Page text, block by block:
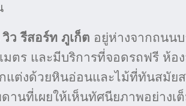
ว รีสอร์ท ภูเก็ต อยู่ห่างจากถนน
มตร และมีบริการที่จอดรถฟรี ห้อ
แต่งด้วยหินอ่อนและไม้ที่ทันสมัย
านที่เผยให้เห็นทัศนียภาพอย่างเ